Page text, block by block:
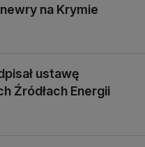
na Krymie
ustawę
Źródłach Energii